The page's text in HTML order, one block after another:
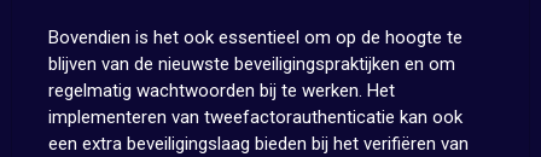
Bovendien is het ook essentieel om op de hoogte te
blijven van de nieuwste beveiligingspraktijken en om
regelmatig wachtwoorden bij te werken. Het
implementeren van tweefactorauthenticatie kan ook
een extra beveiligingslaag bieden bij het verifiëren van